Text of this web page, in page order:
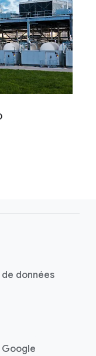
données
Google